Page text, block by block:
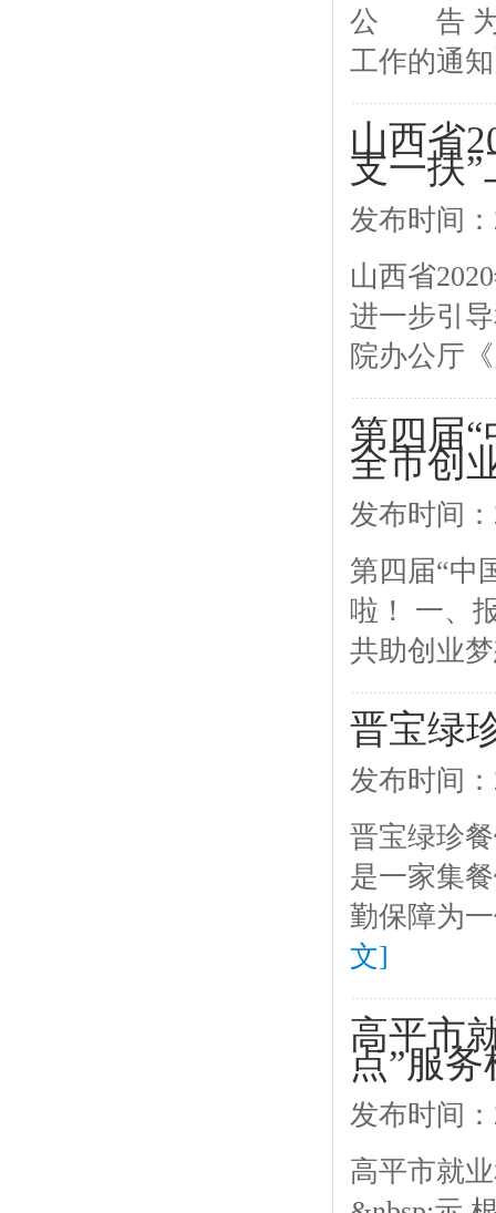
公 告 为
工作的通
山西省
支一扶
发布时间
山西省
进一步引
院办公厅
第四届
全市创
发布时间
第四届“中
啦！ 一、
共助创业
晋宝绿
发布时间
晋宝绿珍
是一家集
勤保障为
文]
高平市
点”服
发布时间
高平市就